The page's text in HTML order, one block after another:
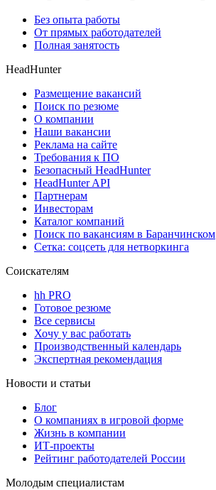
Без опыта работы
От прямых работодателей
Полная занятость
HeadHunter
Размещение вакансий
Поиск по резюме
О компании
Наши вакансии
Реклама на сайте
Требования к ПО
Безопасный HeadHunter
HeadHunter API
Партнерам
Инвесторам
Каталог компаний
Поиск по вакансиям в Баранчинском
Сетка: соцсеть для нетворкинга
Соискателям
hh PRO
Готовое резюме
Все сервисы
Хочу у вас работать
Производственный календарь
Экспертная рекомендация
Новости и статьи
Блог
О компаниях в игровой форме
Жизнь в компании
ИТ-проекты
Рейтинг работодателей России
Молодым специалистам